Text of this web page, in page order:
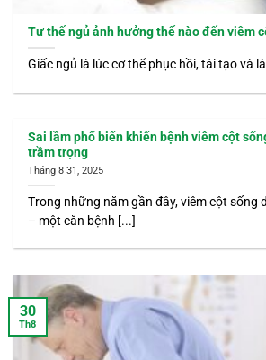
Tư thế ngủ ảnh hưởng thế nào đến viêm
Giấc ngủ là lúc cơ thể phục hồi, tái tạo và
Sai lầm phổ biến khiến bệnh viêm cột
trầm trọng
Tháng 8 31, 2025
Trong những năm gần đây, viêm cột sống
– một căn bệnh [...]
30
Th8